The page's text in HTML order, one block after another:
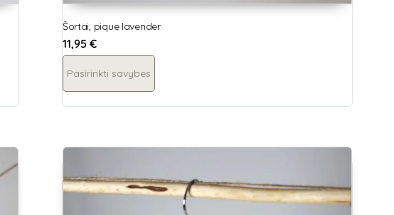
Šortai, pique lavender
11,95 €
Pasirinkti savybes